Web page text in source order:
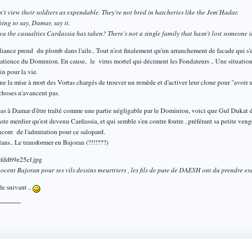
view their soldiers as expendable. They're not bred in hatcheries like the Jem'Hadar.
to say, Damar, say it.
the casualties Cardassia has taken? There's not a single family that hasn't lost someone
prend du plomb dans l'aile.. Tout n'est finalement qu'un arranchement de facade qui
du Dominion. En cause, le virus mortel qui déciment les Fondateurs .. Une
pour la vie.
la mise à mort des Vortas chargés de trouver un remède et d'activer leur clone pour
n'avancent pas.
à Damar d'être traîté comme une partie négligable par le Dominion, voici que Gul Dukat
merdier qu'est devenu Cardassia, et qui semble s'en contre foutre , préférant sa petite
de l'admiration pour ce salopard.
Le transformer en Bajoran (?!!!???)
Bajoran pour ses vils dessins meurtriers , les fils de pute de DAESH ont du prendre
suivant ..